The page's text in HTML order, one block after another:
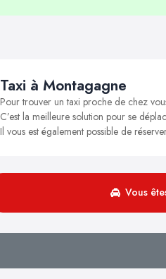
Taxi à Montagagne
Pour trouver un taxi proche de chez
C’est la meilleure solution pour se
Il vous est également possible de
Vous